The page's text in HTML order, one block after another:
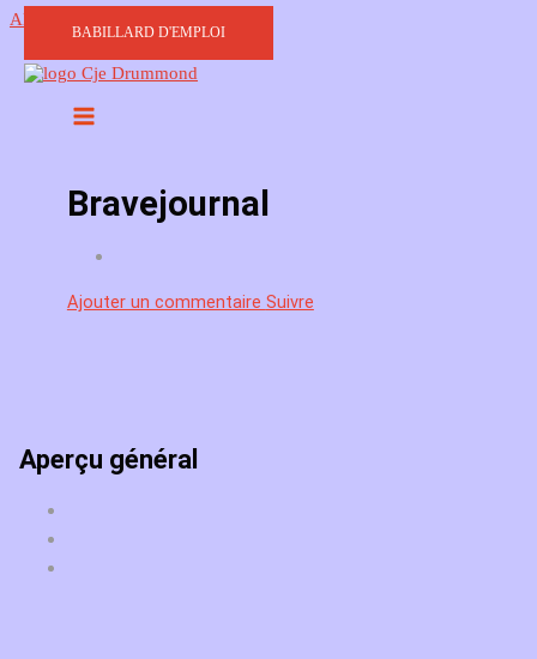
Aller au contenu
BABILLARD D'EMPLOI
Bravejournal
Ajouter un commentaire Suivre
Aperçu général